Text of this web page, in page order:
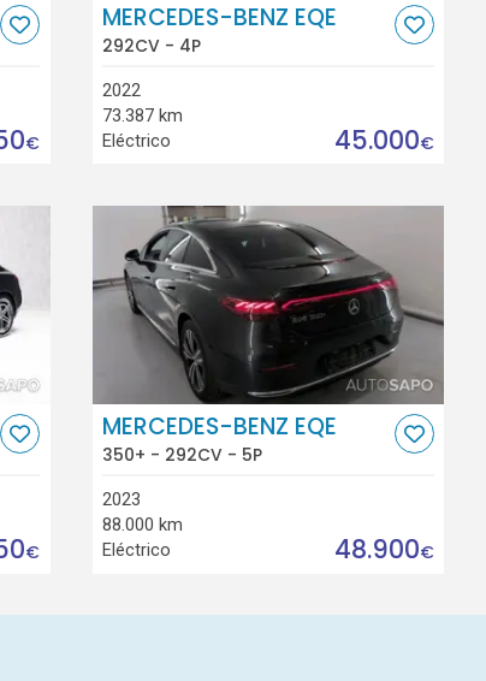
€
MERCEDES-BENZ EQE
292CV - 4P
2022
73.387 km
Eléctrico
45.000€
€
MERCEDES-BENZ EQE
350+ - 292CV - 5P
2023
88.000 km
Eléctrico
48.900€